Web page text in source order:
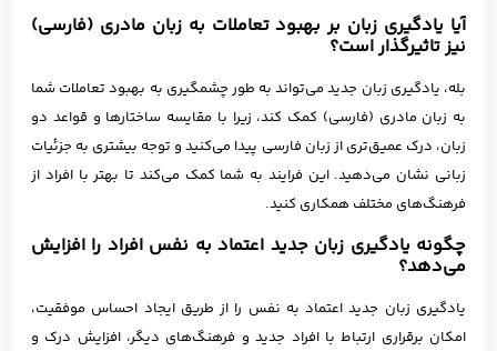
آیا یادگیری زبان بر بهبود تعاملات به زبان مادری (فارسی)
نیز تاثیرگذار است؟
بله، یادگیری زبان جدید می‌تواند به طور چشمگیری به بهبود تعاملات شما
به زبان مادری (فارسی) کمک کند، زیرا با مقایسه ساختارها و قواعد دو
زبان، درک عمیق‌تری از زبان فارسی پیدا می‌کنید و توجه بیشتری به جزئیات
زبانی نشان می‌دهید. این فرایند به شما کمک می‌کند تا بهتر با افراد از
فرهنگ‌های مختلف همکاری کنید.
چگونه یادگیری زبان جدید اعتماد به نفس افراد را افزایش
می‌دهد؟
یادگیری زبان جدید اعتماد به نفس را از طریق ایجاد احساس موفقیت،
امکان برقراری ارتباط با افراد جدید و فرهنگ‌های دیگر، افزایش درک و